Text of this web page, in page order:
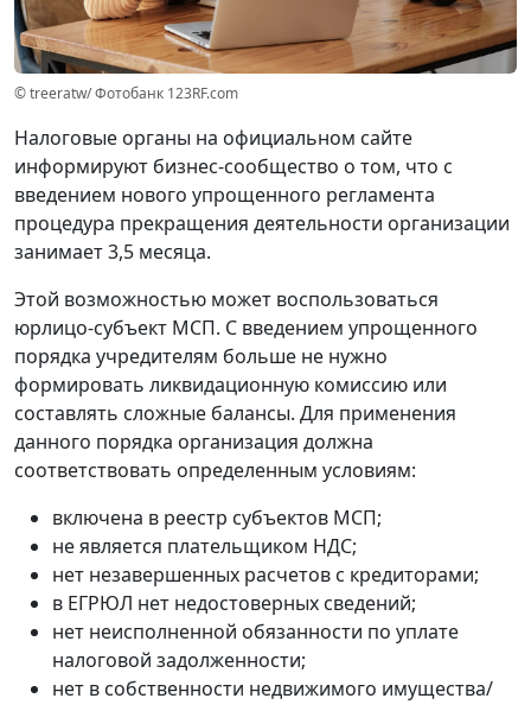
© treeratw/ Фотобанк 123RF.com
Налоговые органы на официальном сайте
информируют бизнес-сообщество о том, что с
введением нового упрощенного регламента
процедура прекращения деятельности организации
занимает 3,5 месяца.
Этой возможностью может воспользоваться
юрлицо-субъект МСП. С введением упрощенного
порядка учредителям больше не нужно
формировать ликвидационную комиссию или
составлять сложные балансы. Для применения
данного порядка организация должна
соответствовать определенным условиям:
включена в реестр субъектов МСП;
не является плательщиком НДС;
нет незавершенных расчетов с кредиторами;
в ЕГРЮЛ нет недостоверных сведений;
нет неисполненной обязанности по уплате
налоговой задолженности;
нет в собственности недвижимого имущества/